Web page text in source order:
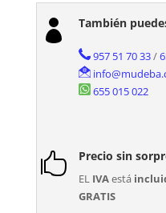
 También
957 51 70 33/
655 015 022
 Precio sin
EL IVAestá
GRATIS